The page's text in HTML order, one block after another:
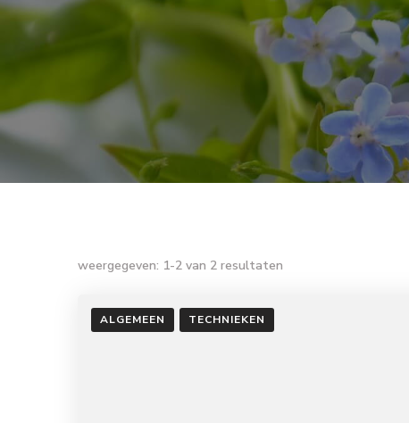
weergegeven: 1-2 van 2 resultaten
ALGEMEEN TECHNIEKEN